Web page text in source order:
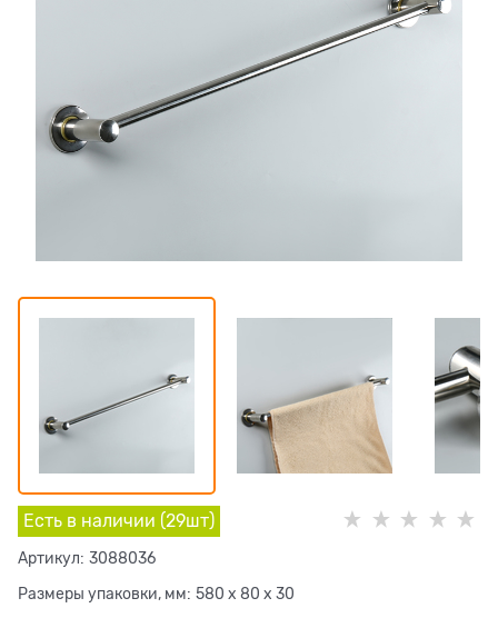
Есть в наличии (29шт)
Артикул: 3088036
Размеры упаковки, мм: 580 x 80 x 30